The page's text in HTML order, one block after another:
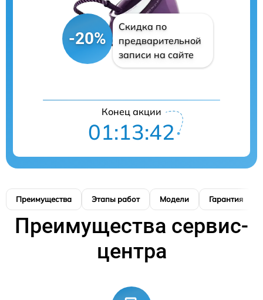
-20%
Скидка по
предварительной
записи на сайте
Конец акции
01:13:41
Преимущества Этапы работ Модели Гарантия
Преимущества сервис-
центра